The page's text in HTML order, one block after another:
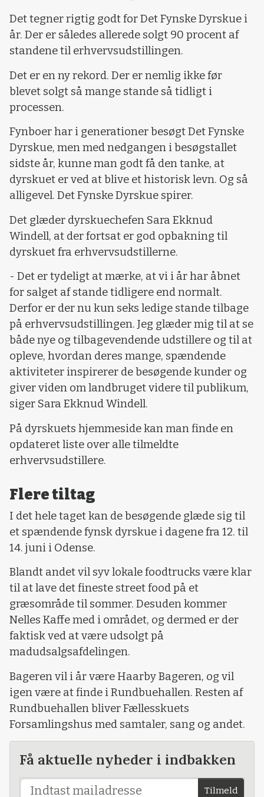
Det tegner rigtig godt for Det Fynske Dyrskue i
år. Der er således allerede solgt 90 procent af
standene til erhvervsudstillingen.
Det er en ny rekord. Der er nemlig ikke før
blevet solgt så mange stande så tidligt i
processen.
Fynboer har i generationer besøgt Det Fynske
Dyrskue, men med nedgangen i besøgstallet
sidste år, kunne man godt få den tanke, at
dyrskuet er ved at blive et historisk levn. Og så
alligevel. Det Fynske Dyrskue spirer.
Det glæder dyrskuechefen Sara Ekknud
Windell, at der fortsat er god opbakning til
dyrskuet fra erhvervsudstillerne.
- Det er tydeligt at mærke, at vi i år har åbnet
for salget af stande tidligere end normalt.
Derfor er der nu kun seks ledige stande tilbage
på erhvervsudstillingen. Jeg glæder mig til at se
både nye og tilbagevendende udstillere og til at
opleve, hvordan deres mange, spændende
aktiviteter inspirerer de besøgende kunder og
giver viden om landbruget videre til publikum,
siger Sara Ekknud Windell.
På dyrskuets hjemmeside kan man finde en
opdateret liste over alle tilmeldte
erhvervsudstillere.
Flere tiltag
I det hele taget kan de besøgende glæde sig til
et spændende fynsk dyrskue i dagene fra 12. til
14. juni i Odense.
Blandt andet vil syv lokale foodtrucks være klar
til at lave det fineste street food på et
græsområde til sommer. Desuden kommer
Nelles Kaffe med i området, og dermed er der
faktisk ved at være udsolgt på
madudsalgsafdelingen.
Bageren vil i år være Haarby Bageren, og vil
igen være at finde i Rundbuehallen. Resten af
Rundbuehallen bliver Fællesskuets
Forsamlingshus med samtaler, sang og andet.
Få aktuelle nyheder i indbakken
Tilmeld